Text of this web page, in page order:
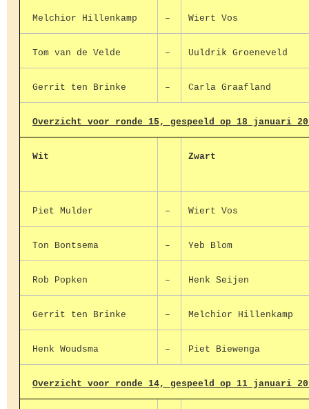
Melchior Hillenkamp – Wiert Vos
Tom van de Velde – Uuldrik Groeneveld
Gerrit ten Brinke – Carla Graafland
Overzicht voor ronde 15, gespeeld op 18 januari
Wit Zwart
Piet Mulder – Wiert Vos
Ton Bontsema – Yeb Blom
Rob Popken – Henk Seijen
Gerrit ten Brinke – Melchior Hillenkamp
Henk Woudsma – Piet Biewenga
Overzicht voor ronde 14, gespeeld op 11 januari